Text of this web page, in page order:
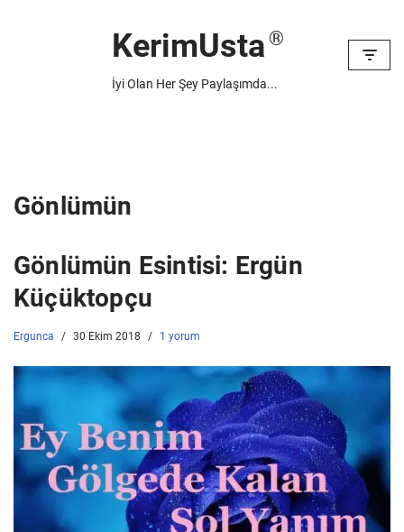
KerimUsta
İyi Olan Her Şey Paylaşımda...
Gönlümün
Gönlümün Esintisi: Ergün
Küçüktopçu
Ergunca 30 Ekim 2018 1 yorum